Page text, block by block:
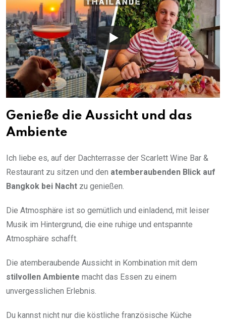
Genieße die Aussicht und das
Ambiente
Ich liebe es, auf der Dachterrasse der Scarlett Wine Bar &
Restaurant zu sitzen und den atemberaubenden Blick auf
Bangkok bei Nacht zu genießen.
Die Atmosphäre ist so gemütlich und einladend, mit leiser
Musik im Hintergrund, die eine ruhige und entspannte
Atmosphäre schafft.
Die atemberaubende Aussicht in Kombination mit dem
stilvollen Ambiente macht das Essen zu einem
unvergesslichen Erlebnis.
Du kannst nicht nur die köstliche französische Küche